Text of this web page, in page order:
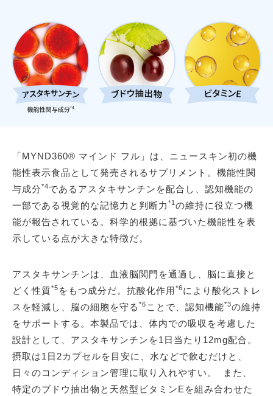
「MYND360® マインド フル」は、ニュースキン初の機
能性表示食品として発売されるサプリメント。機能性関
与成分*4であるアスタキサンチンを配合し、認知機能の
一部である視覚的な記憶力と判断力 *1 の維持に役立つ機
能が報告されている。科学的根拠に基づいた機能性を表
示している点が大きな特徴だ。
アスタキサンチンは、血液脳関門を通過し、脳に直接と
どく性質*5 をもつ成分だ。抗酸化作用*6により酸化ストレ
スを軽減し、脳の細胞を守る *6 ことで、認知機能*3の維持
をサポートする。本製品では、体内での吸収を考慮した
設計として、アスタキサンチンを1日当たり12mg配合。
摂取は1日2カプセルを目安に、水などで飲むだけと、
日々のコンディション管理に取り入れやすい。 また、
特定のブドウ抽出物と天然型ビタミンEを組み合わせた